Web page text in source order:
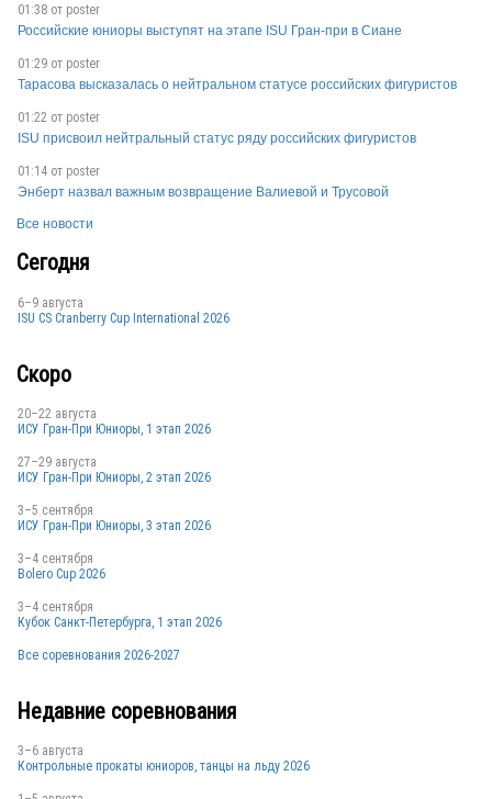
BUL
01:38 от poster
Российские юниоры выступят на этапе ISU Гран-при в Сиане
01:29 от poster
Тарасова высказалась о нейтральном статусе российских фигуристов
01:22 от poster
ISU присвоил нейтральный статус ряду российских фигуристов
01:14 от poster
Энберт назвал важным возвращение Валиевой и Трусовой
Все новости
Сегодня
6–9 августа
ISU CS Cranberry Cup International 2026
Скоро
20–22 августа
ИСУ Гран-При Юниоры, 1 этап 2026
27–29 августа
ИСУ Гран-При Юниоры, 2 этап 2026
3–5 сентября
ИСУ Гран-При Юниоры, 3 этап 2026
3–4 сентября
Bolero Cup 2026
3–4 сентября
Кубок Санкт-Петербурга, 1 этап 2026
Все соревнования 2026-2027
Недавние соревнования
3–6 августа
Контрольные прокаты юниоров, танцы на льду 2026